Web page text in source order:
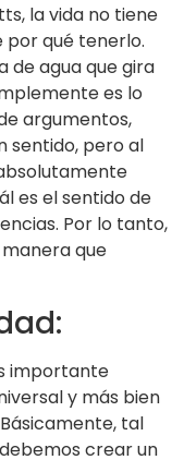
la vida no tiene
qué tenerlo.
de agua que gira
es lo
argumentos,
sentido, pero al
es el sentido de
Por lo tanto,
que
importante
y más bien
tal
crear un